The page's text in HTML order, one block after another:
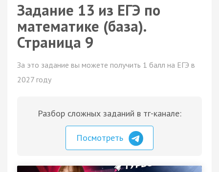
Задание 13 из ЕГЭ по
математике (база).
Страница 9
За это задание вы можете получить 1 балл на ЕГЭ в
2027 году
Разбор сложных заданий в тг-канале:
Посмотреть